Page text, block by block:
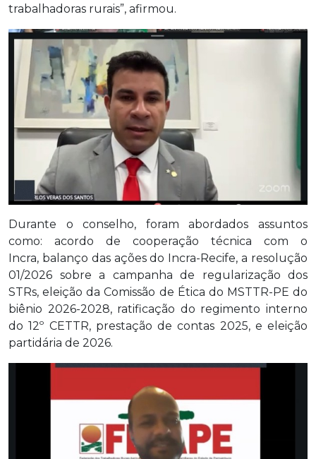
trabalhadoras rurais”, afirmou.
Durante o conselho, foram abordados assuntos
como: acordo de cooperação técnica com o
Incra, balanço das ações do Incra-Recife, a resolução
01/2026 sobre a campanha de regularização dos
STRs, eleição da Comissão de Ética do MSTTR-PE do
biênio 2026-2028, ratificação do regimento interno
do 12º CETTR, prestação de contas 2025, e eleição
partidária de 2026.